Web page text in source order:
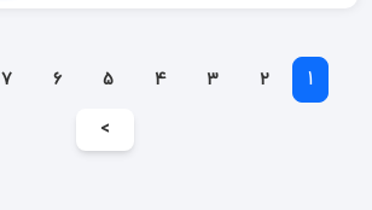
1
2
3
4
5
6
7
>